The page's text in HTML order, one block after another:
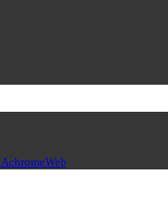
AchromeWeb